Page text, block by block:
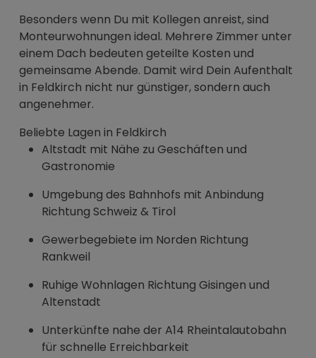
Besonders wenn Du mit Kollegen anreist, sind
Monteurwohnungen ideal. Mehrere Zimmer unter
einem Dach bedeuten geteilte Kosten und
gemeinsame Abende. Damit wird Dein Aufenthalt
in Feldkirch nicht nur günstiger, sondern auch
angenehmer.
Beliebte Lagen in Feldkirch
Altstadt mit Nähe zu Geschäften und
Gastronomie
Umgebung des Bahnhofs mit Anbindung
Richtung Schweiz & Tirol
Gewerbegebiete im Norden Richtung
Rankweil
Ruhige Wohnlagen Richtung Gisingen und
Altenstadt
Unterkünfte nahe der A14 Rheintalautobahn
für schnelle Erreichbarkeit